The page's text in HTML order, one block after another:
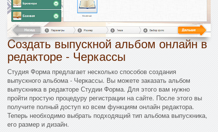
Cоздать выпускной альбом онлайн в
редакторе - Черкассы
Студия Форма предлагает несколько способов создания
выпускного альбома - Черкассы. Вы можете заказать альбом
выпускника в редакторе Студии Форма. Для этого вам нужно
пройти простую процедуру регистрации на сайте. После этого вы
получите полный доступ ко всем функциям онлайн редактора.
Теперь необходимо выбрать подходящий тип альбома выпускника,
его размер и дизайн.